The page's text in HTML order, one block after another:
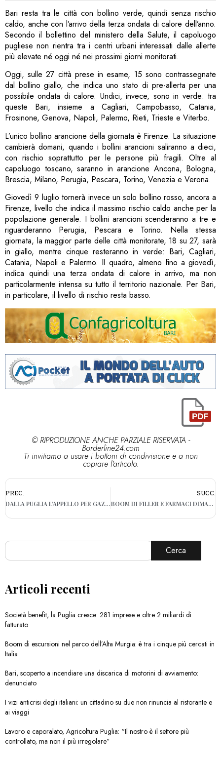
Bari resta tra le città con bollino verde, quindi senza rischio
caldo, anche con l’arrivo della terza ondata di calore dell’anno.
Secondo il bollettino del ministero della Salute, il capoluogo
pugliese non rientra tra i centri urbani interessati dalle allerte
più elevate né oggi né nei prossimi giorni monitorati.
Oggi, sulle 27 città prese in esame, 15 sono contrassegnate
dal bollino giallo, che indica uno stato di pre-allerta per una
possibile ondata di calore. Undici, invece, sono in verde: tra
queste Bari, insieme a Cagliari, Campobasso, Catania,
Frosinone, Genova, Napoli, Palermo, Rieti, Trieste e Viterbo.
L’unico bollino arancione della giornata è Firenze. La situazione
cambierà domani, quando i bollini arancioni saliranno a dieci,
con rischio soprattutto per le persone più fragili. Oltre al
capoluogo toscano, saranno in arancione Ancona, Bologna,
Brescia, Milano, Perugia, Pescara, Torino, Venezia e Verona.
Giovedì 9 luglio tornerà invece un solo bollino rosso, ancora a
Firenze, livello che indica il massimo rischio caldo anche per la
popolazione generale. I bollini arancioni scenderanno a tre e
riguarderanno Perugia, Pescara e Torino. Nella stessa
giornata, la maggior parte delle città monitorate, 18 su 27, sarà
in giallo, mentre cinque resteranno in verde: Bari, Cagliari,
Catania, Napoli e Palermo. Il quadro, almeno fino a giovedì,
indica quindi una terza ondata di calore in arrivo, ma non
particolarmente intensa su tutto il territorio nazionale. Per Bari,
in particolare, il livello di rischio resta basso.
© RIPRODUZIONE ANCHE PARZIALE RISERVATA -
Borderline24.com
Ti invitiamo a usare i bottoni di condivisione e a non
copiare l'articolo.
PREC.
DALLA PUGLIA L’APPELLO PER GAZA, APPROVATA IN CONSIGLIO MOZIONE PER CHIEDERE AIUTI UMANITARI
SUCC.
BOOM DI FILLER E FARMACI DIMAGRANTI ILLEGALI SUL WEB: SEQUESTRI PER MILIONI DI EURO PRIMA DELLE VACANZE
Cerca
Articoli recenti
Società benefit, la Puglia cresce: 281 imprese e oltre 2 miliardi di
fatturato
Boom di escursioni nel parco dell’Alta Murgia: è tra i cinque più cercati in
Italia
Bari, scoperto a incendiare una discarica di motorini di avviamento:
denunciato
I vizi anticrisi degli italiani: un cittadino su due non rinuncia al ristorante e
ai viaggi
Lavoro e caporalato, Agricoltura Puglia: “Il nostro è il settore più
controllato, ma non il più irregolare”